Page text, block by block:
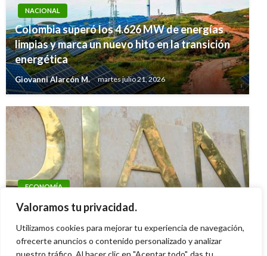
Valoramos tu privacidad.
Utilizamos cookies para mejorar tu experiencia de navegación,
ofrecerte anuncios o contenido personalizado y analizar
nuestro tráfico. Al hacer clic en "Aceptar todo", das tu
NACIONAL
Colombia superó los 4.626 MW de energías
limpias y marca un nuevo hito en la transición
energética
Giovanni Alarcón M. martes julio 21, 2026
ECONOMÍA
Dian hace precisiones sobre los alcances de la
Ariel Cabrera viernes enero 16, 2026